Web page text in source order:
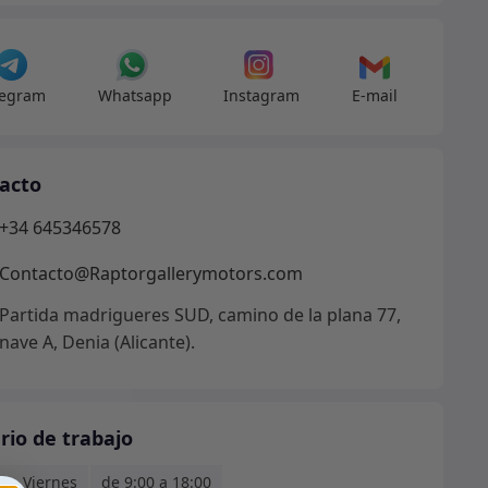
Whatsapp Instagram E-mail
+34 645346578
Contacto@Raptorgallerymotors.com
Partida madrigueres SUD, camino de la plana 77,
nave A, Denia (Alicante).
de trabajo
- Viernes
de 9:00 a 18:00